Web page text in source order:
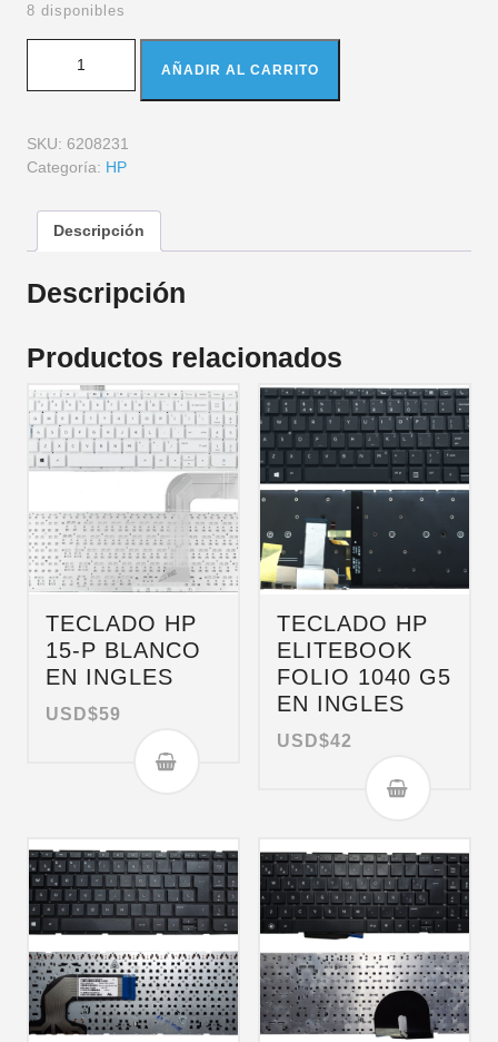
8 disponibles
AÑADIR AL CARRITO
SKU: 6208231
Categoría: HP
Descripción
Descripción
Productos relacionados
TECLADO HP
15-P BLANCO
EN INGLES
USD$59
TECLADO HP
ELITEBOOK
FOLIO 1040 G5
EN INGLES
USD$42